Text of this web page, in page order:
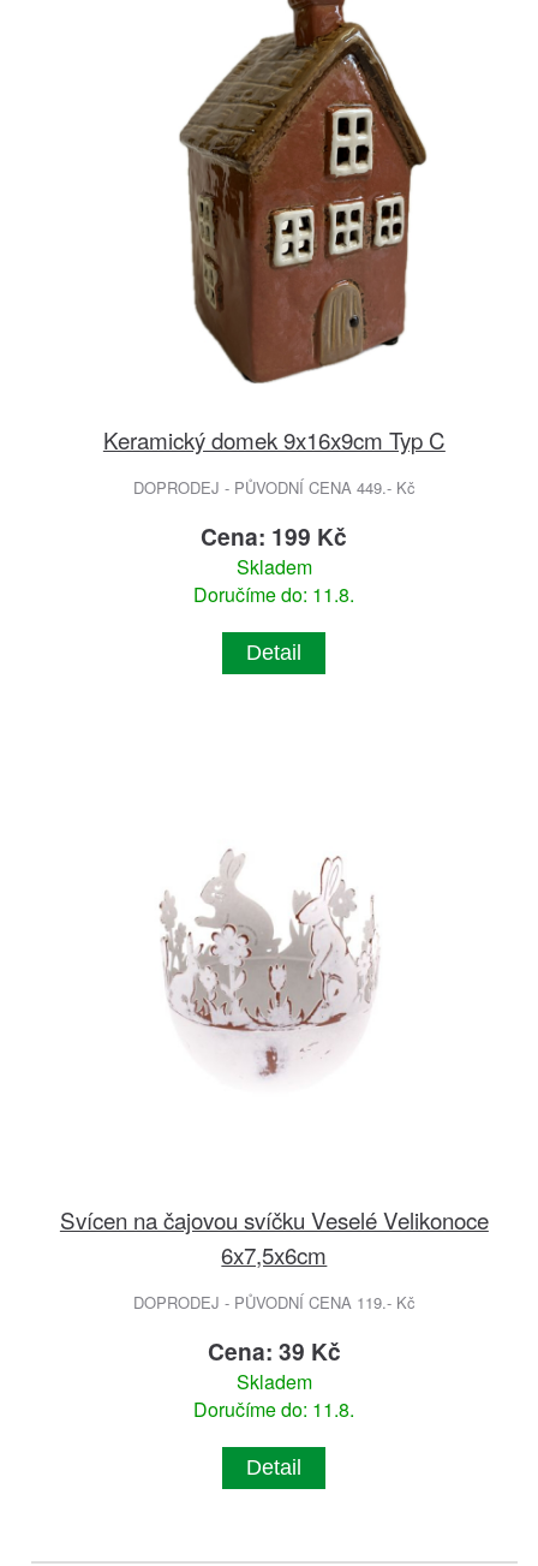
Keramický domek 9x16x9cm Typ C
DOPRODEJ - PŮVODNÍ CENA 449.- Kč
Cena: 199 Kč
Skladem
Doručíme do: 11.8.
Detail
Svícen na čajovou svíčku Veselé Velikonoce
6x7,5x6cm
DOPRODEJ - PŮVODNÍ CENA 119.- Kč
Cena: 39 Kč
Skladem
Doručíme do: 11.8.
Detail